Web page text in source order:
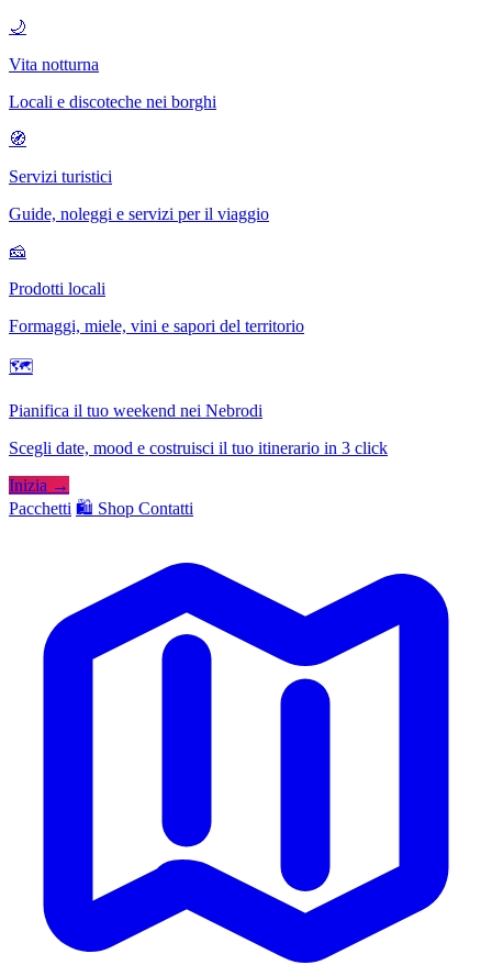
🌙
Vita notturna
Locali e discoteche nei borghi
🧭
Servizi turistici
Guide, noleggi e servizi per il viaggio
🧀
Prodotti locali
Formaggi, miele, vini e sapori del territorio
🗺
Pianifica il tuo weekend nei Nebrodi
Scegli date, mood e costruisci il tuo itinerario in 3 click
Inizia →
Pacchetti 🛍️ Shop Contatti